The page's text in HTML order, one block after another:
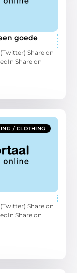
goede
Share on
Share on
/ CLOTHING
Share on
Share on